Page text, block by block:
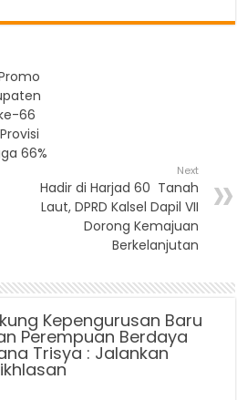
66
66%
Next
Hadir di Harjad 60 Tanah
Laut, DPRD Kalsel Dapil VII
Dorong Kemajuan
Berkelanjutan
Kepengurusan Baru
Perempuan Berdaya
Trisya : Jalankan